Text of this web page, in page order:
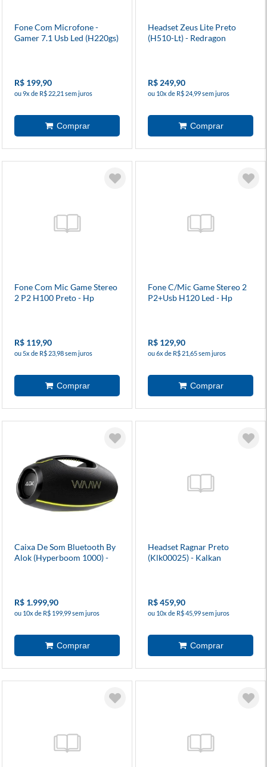
Fone Com Microfone -
Gamer 7.1 Usb Led (H220gs)
R$ 199,90
ou 9x de R$ 22,21 sem juros
Headset Zeus Lite Preto
(H510-Lt) - Redragon
R$ 249,90
ou 10x de R$ 24,99 sem juros
Fone Com Mic Game Stereo
2 P2 H100 Preto - Hp
R$ 119,90
ou 5x de R$ 23,98 sem juros
Fone C/Mic Game Stereo 2
P2+Usb H120 Led - Hp
R$ 129,90
ou 6x de R$ 21,65 sem juros
Caixa De Som Bluetooth By
Alok (Hyperboom 1000) -
R$ 1.999,90
ou 10x de R$ 199,99 sem juros
Headset Ragnar Preto
(Klk00025) - Kalkan
R$ 459,90
ou 10x de R$ 45,99 sem juros